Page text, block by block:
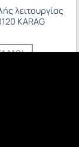
λειτουργίας
KARAG